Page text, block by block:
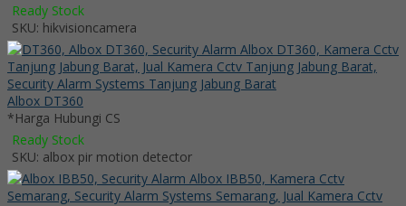
Ready Stock
SKU: hikvisioncamera
Albox DT360
*Harga Hubungi CS
Ready Stock
SKU: albox pir motion detector